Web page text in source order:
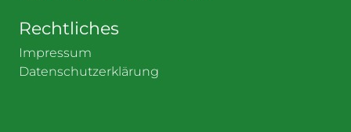
Rechtliches
Impressum
Datenschutzerklärung